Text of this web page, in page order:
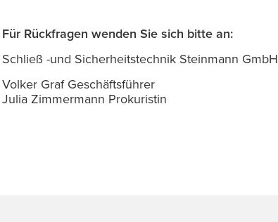
Für Rückfragen wenden Sie sich bitte an:
Schließ -und Sicherheitstechnik Steinmann GmbH
Volker Graf Geschäftsführer
Julia Zimmermann Prokuristin